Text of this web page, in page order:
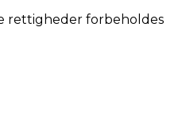
rettigheder forbeholdes